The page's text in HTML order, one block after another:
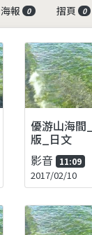
海報 0 摺頁 0
優游山海間
版_日文
影音 11:09
2017/02/10